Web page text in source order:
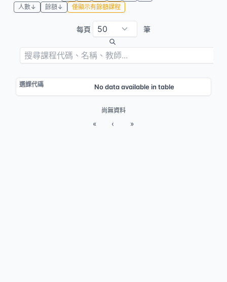
人數↓
餘額↓ 僅顯示有餘額課程
每頁 筆
No data available in table
尚無資料
« ‹ »